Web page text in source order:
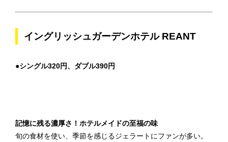
イングリッシュガーデンホテル REANT
●シングル320円、ダブル390円
記憶に残る濃厚さ！ホテルメイドの至福の味
旬の食材を使い、季節を感じるジェラートにファンが多い。